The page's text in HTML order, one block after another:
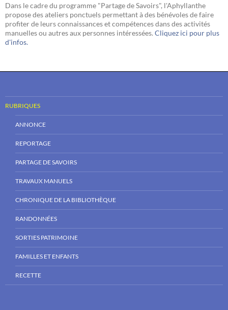
Dans le cadre du programme "Partage de Savoirs", l'Aphyllanthe
propose des ateliers ponctuels permettant à des bénévoles de faire
profiter de leurs connaissances et compétences dans des activités
manuelles ou autres aux personnes intéressées. Cliquez ici pour plus
d'infos.
RUBRIQUES
ANNONCE
REPORTAGE
PARTAGE DE SAVOIRS
TRAVAUX MANUELS
CHRONIQUE DE LA BIBLIOTHÈQUE
RANDONNÉES
SORTIES PATRIMOINE
FAMILLES ET ENFANTS
RECETTE